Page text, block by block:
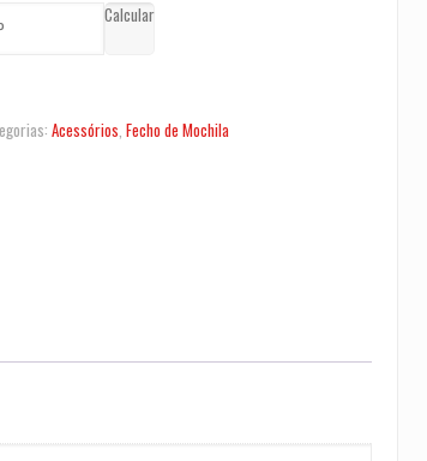
Calcular
Acessórios Fecho de Mochila